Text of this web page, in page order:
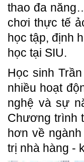
thao đa
chơi thực tế
học tập, định
học tại SIU.
Học sinh
nhiều hoạt
nghệ và sự
Chương trình
hơn về
trị nhà hàng -